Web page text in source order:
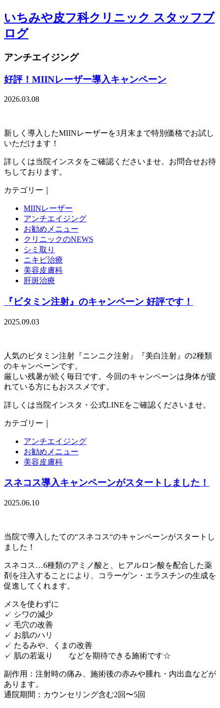
いちみや皮フ科クリニック スタッフブ
ログ
アンチエイジング
好評！MIINレーザー導入キャンペーン
2026.03.08
新しく導入したMIINレーザーを3月末まで特別価格でお試し
いただけます！
詳しくは当院インスタをご確認くださいませ。お問合せお待
ちしております。
カテゴリー｜
MIINレーザー
アンチエイジング
お勧めメニュー
クリニックのNEWS
シミ取り
ニキビ治療
美容皮膚科
肝斑治療
『ビタミン注射』のキャンペーン 好評です！
2025.09.03
人気のビタミン注射『ニンニク注射』『美白注射』の2種類
のキャンペーンです。
厳しい残暑が続く毎日です。今回のキャンペーンは身体が疲
れている方にもおススメです。
詳しくは当院インスタ・公式LINEをご確認くださいませ。
カテゴリー｜
アンチエイジング
お勧めメニュー
美容皮膚科
スネコス導入キャンペーンがスタートしました！
2025.06.10
当院で導入したての“スネコス“のキャンペーンがスタートし
ました！
スネコス…6種類のアミノ酸と、ヒアルロン酸を配合した薬
剤を注入することにより、コラーゲン・エラスチンの生成を
促進してくれます。
メスを使わずに
✓ シワの減少
✓ 毛穴の改善
✓ お肌のハリ
✓ たるみや、くまの改善
✓ 肌の若返り などを期待できる施術です☆
副作用：注射時の痛み、施術後の赤みや腫れ・内出血などが
あります。
通院期間：カウンセリング含む2回〜5回